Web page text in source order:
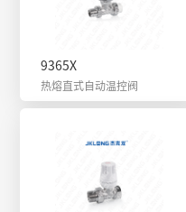
9365X
热熔直式自动温控阀